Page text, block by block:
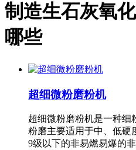
制造生石灰氧
哪些
超细微粉磨粉机
超细微粉磨粉机是一种细
粉磨主要适用于中、低硬
9级以下的非易燃易爆的